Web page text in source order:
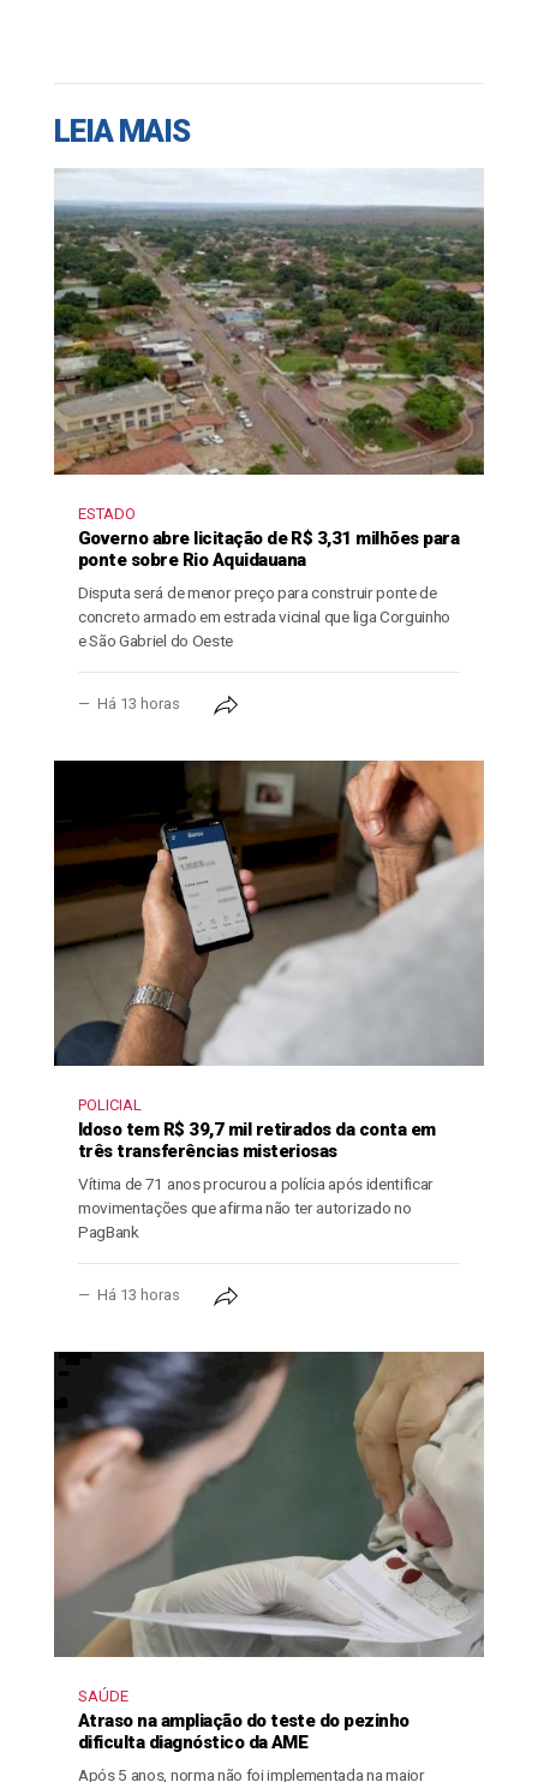
LEIA MAIS
ESTADO
Governo abre licitação de R$ 3,31 milhões para
ponte sobre Rio Aquidauana
Disputa será de menor preço para construir ponte de
concreto armado em estrada vicinal que liga Corguinho
e São Gabriel do Oeste
Há 13 horas
POLICIAL
Idoso tem R$ 39,7 mil retirados da conta em
três transferências misteriosas
Vítima de 71 anos procurou a polícia após identificar
movimentações que afirma não ter autorizado no
PagBank
Há 13 horas
SAÚDE
Atraso na ampliação do teste do pezinho
dificulta diagnóstico da AME
Após 5 anos, norma não foi implementada na maior